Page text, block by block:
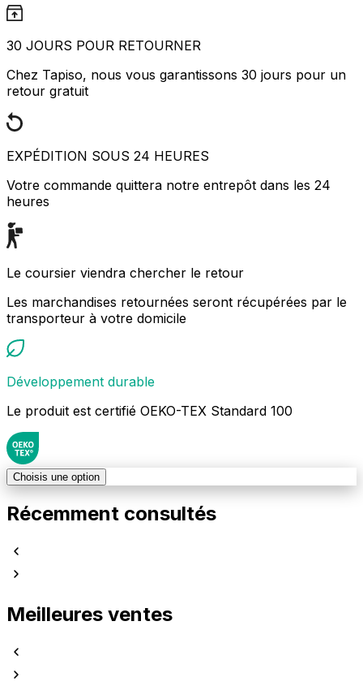
30 JOURS POUR RETOURNER
Chez Tapiso, nous vous garantissons 30 jours pour un
retour gratuit
EXPÉDITION SOUS 24 HEURES
Votre commande quittera notre entrepôt dans les 24
heures
Le coursier viendra chercher le retour
Les marchandises retournées seront récupérées par le
transporteur à votre domicile
Développement durable
Le produit est certifié OEKO-TEX Standard 100
Choisis une option
Récemment consultés
Meilleures ventes